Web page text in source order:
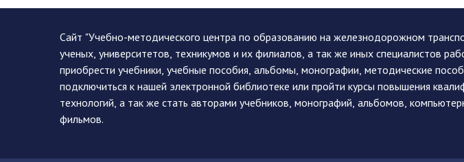
Сайт "Учебно-методического центра по образованию на железнодорожном
ученых, университетов, техникумов и их филиалов, а так же иных
приобрести учебники, учебные пособия, альбомы, монографии, методические
подключиться к нашей электронной библиотеке или пройти курсы повышения
технологий, а так же стать авторами учебников, монографий, альбомов,
фильмов.